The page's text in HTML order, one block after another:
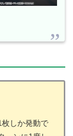
しか発動で